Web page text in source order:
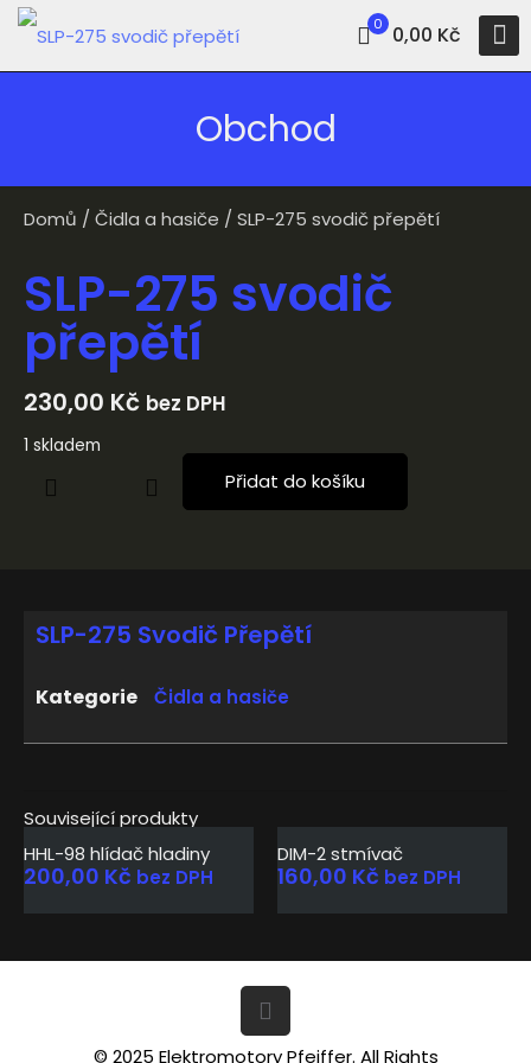
0 0,00 Kč
Obchod
Domů / Čidla a hasiče / SLP-275 svodič přepětí
SLP-275 svodič
přepětí
230,00 Kč bez DPH
1 skladem
Přidat do košíku
Související produkty
HHL-98 hlídač hladiny
200,00 Kč bez DPH
DIM-2 stmívač
160,00 Kč bez DPH
SLP-275 Svodič Přepětí
Kategorie Čidla a hasiče
© 2025 Elektromotory Pfeiffer. All Rights